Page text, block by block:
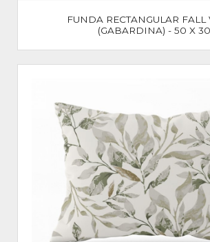
FUNDA RECTANGULAR FALL
(GABARDINA) - 50 X 30